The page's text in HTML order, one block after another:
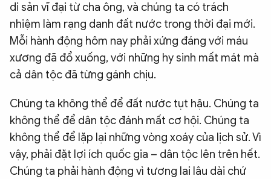
di sản vĩ đại từ cha ông, và chúng ta có trách
nhiệm làm rạng danh đất nước trong thời đại mới.
Mỗi hành động hôm nay phải xứng đáng với máu
xương đã đổ xuống, với những hy sinh mất mát mà
cả dân tộc đã từng gánh chịu.
Chúng ta không thể để đất nước tụt hậu. Chúng ta
không thể để dân tộc đánh mất cơ hội. Chúng ta
không thể để lặp lại những vòng xoáy của lịch sử. Vì
vậy, phải đặt lợi ích quốc gia – dân tộc lên trên hết.
Chúng ta phải hành động vì tương lai lâu dài chứ